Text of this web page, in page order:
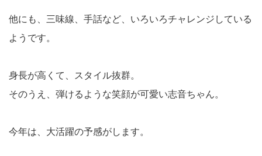
他にも、三味線、手話など、いろいろチャレンジしている
ようです。
身長が高くて、スタイル抜群。
そのうえ、弾けるような笑顔が可愛い志音ちゃん。
今年は、大活躍の予感がします。